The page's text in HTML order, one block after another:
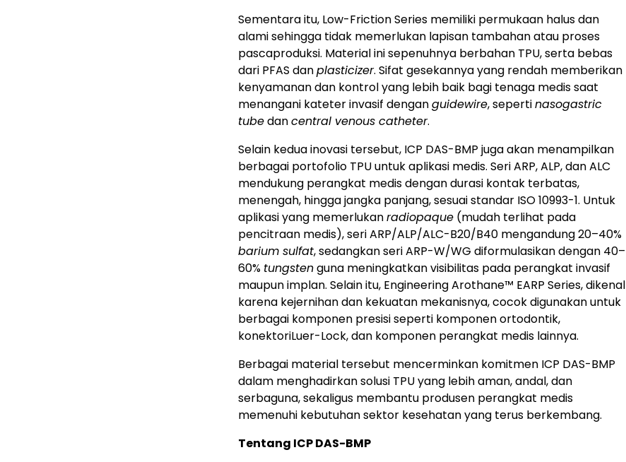
Sementara itu, Low-Friction Series memiliki permukaan halus dan
alami sehingga tidak memerlukan lapisan tambahan atau proses
pascaproduksi. Material ini sepenuhnya berbahan TPU, serta bebas
dari PFAS danplasticizer. Sifat gesekannya yang rendah memberikan
kenyamanan dan kontrol yang lebih baik bagi tenaga medis saat
menangani kateter invasif denganguidewire, sepertinasogastric
tubedancentral venous catheter.
Selain kedua inovasi tersebut, ICP DAS-BMP juga akan menampilkan
berbagai portofolio TPU untuk aplikasi medis. Seri ARP, ALP, dan ALC
mendukung perangkat medis dengan durasi kontak terbatas,
menengah, hingga jangka panjang, sesuai standar ISO 10993-1. Untuk
aplikasi yang memerlukanradiopaque (mudah terlihat pada
pencitraan medis), seri ARP/ALP/ALC-B20/B40 mengandung 20–40%
barium sulfat, sedangkan seri ARP-W/WG diformulasikan dengan 40–
60% tungstenguna meningkatkan visibilitas pada perangkat invasif
maupun implan. Selain itu, Engineering Arothane™ EARP Series, dikenal
karena kejernihan dan kekuatan mekanisnya, cocok digunakan untuk
berbagai komponen presisi seperti komponen ortodontik,
konektoriLuer-Lock, dan komponen perangkat medis lainnya.
Berbagai material tersebut mencerminkan komitmen ICP DAS-BMP
dalam menghadirkan solusi TPU yang lebih aman, andal, dan
serbaguna, sekaligus membantu produsen perangkat medis
memenuhi kebutuhan sektor kesehatan yang terus berkembang.
Tentang ICP DAS-BMP